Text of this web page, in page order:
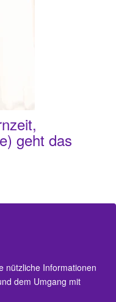
geht das
nützliche Informationen
dem Umgang mit